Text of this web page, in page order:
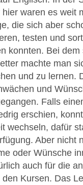
waren es weit
die sich aber
testen und
konnten. Bei dem
machte man
und zu lernen.
und
Falls
erschien,
wechseln, dafür
Aber nicht
oder Wünsche
auch für die
Kursen. Das